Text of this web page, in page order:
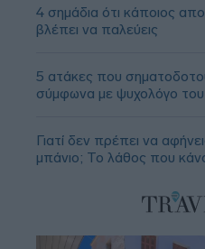
4 σημάδια ότι κάποιος
βλέπει να παλεύεις
5 ατάκες που
σύμφωνα με ψυχολόγο
Γιατί δεν πρέπει να
μπάνιο; Το λάθος που